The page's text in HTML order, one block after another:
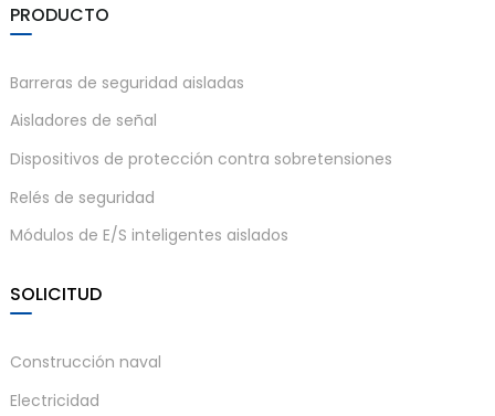
PRODUCTO
Barreras de seguridad aisladas
Aisladores de señal
Dispositivos de protección contra sobretensiones
Relés de seguridad
Módulos de E/S inteligentes aislados
SOLICITUD
Construcción naval
Electricidad